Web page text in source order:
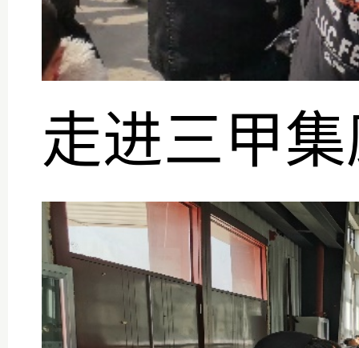
走进三甲